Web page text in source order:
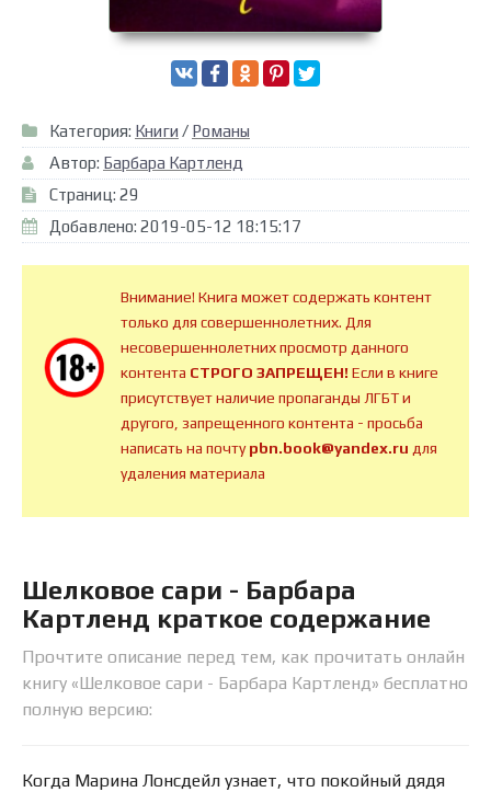
Категория: Книги / Романы
Автор: Барбара Картленд
Страниц: 29
Добавлено: 2019-05-12 18:15:17
Внимание! Книга может содержать контент
только для совершеннолетних. Для
несовершеннолетних просмотр данного
контента СТРОГО ЗАПРЕЩЕН!Если в книге
присутствует наличие пропаганды ЛГБТ и
другого, запрещенного контента - просьба
написать на почтуpbn.book@yandex.ru для
удаления материала
Шелковое сари - Барбара
Картленд краткое содержание
Прочтите описание перед тем, как прочитать онлайн
книгу «Шелковое сари - Барбара Картленд» бесплатно
полную версию:
Когда Марина Лонсдейл узнает, что покойный дядя